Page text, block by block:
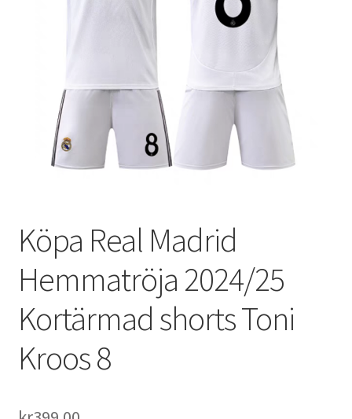
Köpa Real Madrid
Hemmatröja 2024/25
Kortärmad shorts Toni
Kroos 8